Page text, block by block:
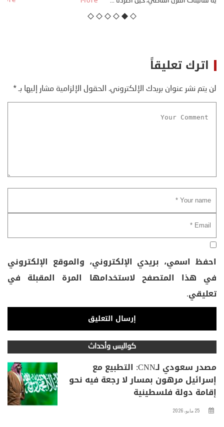
اترك تعليقاً
لن يتم نشر عنوان بريدك الإلكتروني. الحقول الإلزامية مشار إليها بـ*
احفظ اسمي، بريدي الإلكتروني، والموقع الإلكتروني
في هذا المتصفح لاستخدامها المرة المقبلة في
تعليقي.
كواليس وأحداث
مصدر سعودي لـCNN: التطبيع مع
إسرائيل مرهون بمسار لا رجعة فيه نحو
إقامة دولة فلسطينية
25 مايو، 2026